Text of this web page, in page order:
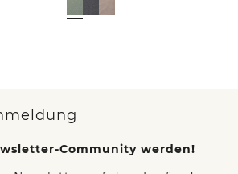
Community werden!